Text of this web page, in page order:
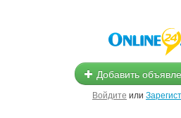
Добавить
Войдите или